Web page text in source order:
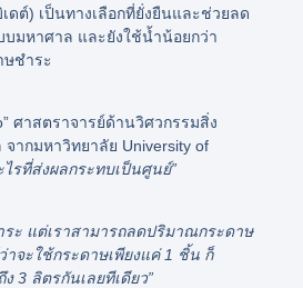
ดต์) เป็นทางเลือกที่ยั่งยืนและช่วยลด
บมหาศาล และยังใช้น้ำน้อยกว่า
ษชำระ
ศาสตราจารย์ด้านวิศวกรรมสิ่ง
ากมหาวิทยาลัย University of
ไรที่ส่งผลกระทบเป็นศูนย์”
ระ แต่เราสามารถลดปริมาณกระดาษ
าจะใช้กระดาษเพียงแค่ 1 ชิ้น ก็
3 ลิตรกันเลยทีเดียว”